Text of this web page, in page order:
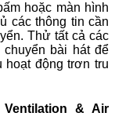
hoặc màn hình
các thông tin cần
Thử tất cả các
bài hát để
hoạt động trơn tru
& Air